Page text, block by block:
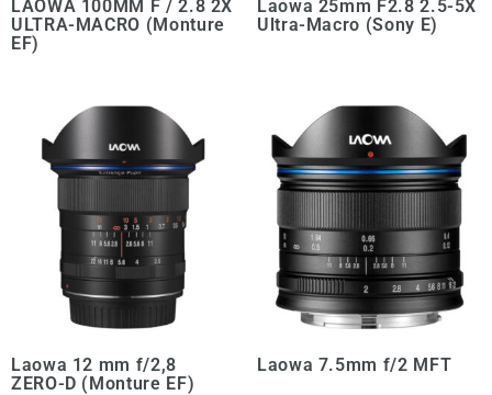
LAOWA 100MM F / 2.8 2X
ULTRA-MACRO (Monture
EF)
Laowa 25mm F2.8 2.5-5X
Ultra-Macro (Sony E)
Laowa 12 mm f/2,8
ZERO-D (Monture EF)
Laowa 7.5mm f/2 MFT